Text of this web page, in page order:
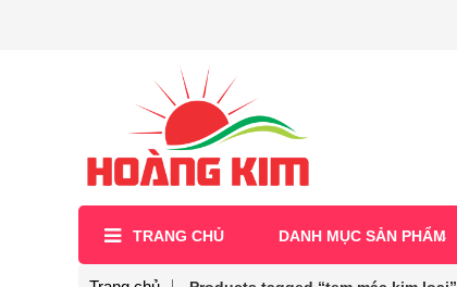
TRANG CHỦ DANH MỤC SẢN PHẨM